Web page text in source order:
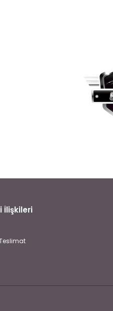
İlişkileri